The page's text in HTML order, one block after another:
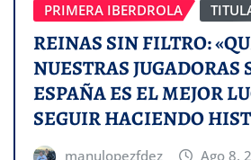
PRIMERA IBERDROLA
REINAS SIN FILTRO:
NUESTRAS JUGADORAS
ESPAÑA ES EL MEJOR
SEGUIR HACIENDO
manulopezfdez Ago 8,